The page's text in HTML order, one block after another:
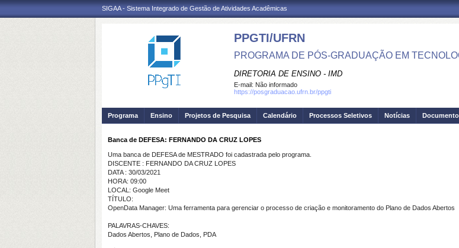
SIGAA - Sistema Integrado de Gestão de Atividades Acadêmicas
PPGTI/UFRN
PROGRAMA DE PÓS-GRADUAÇÃO EM
DIRETORIA DE ENSINO - IMD
E-mail: Não informado
https://posgraduacao.ufrn.br/ppgti
Programa Ensino Projetos de Pesquisa Calendário Processos Seletivos Notícias
Banca de DEFESA: FERNANDO DA CRUZ LOPES
Uma banca de DEFESA de MESTRADO foi cadastrada pelo programa.
DISCENTE : FERNANDO DA CRUZ LOPES
DATA : 30/03/2021
HORA: 09:00
LOCAL: Google Meet
TÍTULO:
OpenData Manager: Uma ferramenta para gerenciar o processo de criação e monitoramento do Plano de Dados Abertos
PALAVRAS-CHAVES:
Dados Abertos, Plano de Dados, PDA